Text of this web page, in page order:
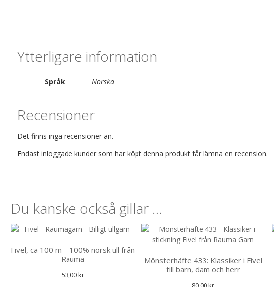
Ytterligare information
Språk Norska
Recensioner
Det finns inga recensioner än.
Endast inloggade kunder som har köpt denna produkt får lämna en recension.
Du kanske också gillar …
Fivel, ca 100 m – 100% norsk ull från
Rauma
53,00kr
Mönsterhäfte 433: Klassiker i Fivel
till barn, dam och herr
80,00kr